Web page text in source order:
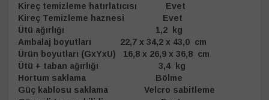
Kireç temizleme hatırlatıcısı Evet
Kireç Temizleme haznesi Evet
Ütü ağırlığı 1,2 kg
Ambalaj boyutları 22,7 x 34,2 x 43,0 cm
Ürün boyutları (GxYxU) 16,8 x 26,9 x 36,8 cm
Ütü + taban ağırlığı 3,4 kg
Hortum saklama Bölme
Güç kablosu saklama Velcro sabitleme